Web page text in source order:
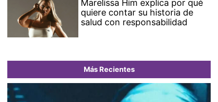
Marelissa Him explica por qué
quiere contar su historia de
salud con responsabilidad
Más Recientes